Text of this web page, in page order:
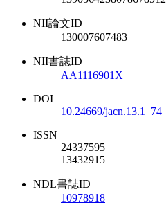
NII論文ID
130007607483
NII書誌ID
AA1116901X
DOI
10.24669/jacn.13.1_74
ISSN
24337595
13432915
NDL書誌ID
10978918